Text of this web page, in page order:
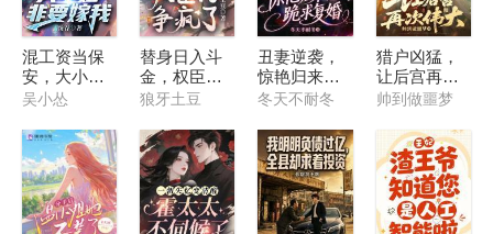
混工资当保
安，大小姐
非要嫁我
吴小怂
替身日入斗
金，权臣们
争疯了
狼牙土豆
丑妻逆袭，
惊艳归来他
跪求复婚
冬天不耐冬
猎户凶猛，
让后宫再次
伟大
帅到做噩梦